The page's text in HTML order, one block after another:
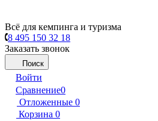
Всё для кемпинга и туризма
8 495 150 32 18
Заказать звонок
Поиск
Войти
Сравнение0
Отложенные 0
Корзина 0